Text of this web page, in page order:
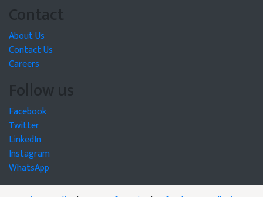
Contact
About Us
Contact Us
Careers
Follow us
Facebook
Twitter
LinkedIn
Instagram
WhatsApp